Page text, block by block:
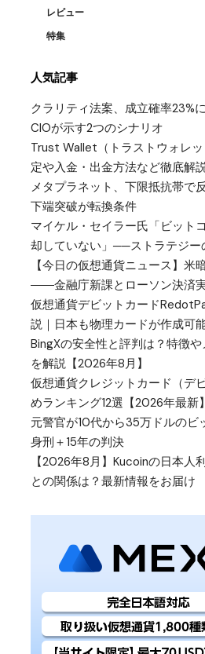
レビュー
特集
人気記事
クラリティ法案、成立確率23%
CIOが示す2つのシナリオ
Trust Wallet（トラストウォレ
定や入金・出金方法など徹底解
メタプラネット、下限抵抗帯で
下端突破が転換条件
マイケル・セイラー氏「ビット
却していない」──ストラテジー
【今日の仮想通貨ニュース】米
――金融庁新課とローソン決済
仮想通貨デビットカード
説｜日本も物理カードが作成可
BingXの安全性と評判は？特徴
を解説【2026年8月】
仮想通貨クレジットカード（デ
めランキング12選【2026年最新】
元警官が10代から35万ドルの
身刑＋15年の判決
【2026年8月】Kucoinの日本人
との関係は？最新情報をお届け